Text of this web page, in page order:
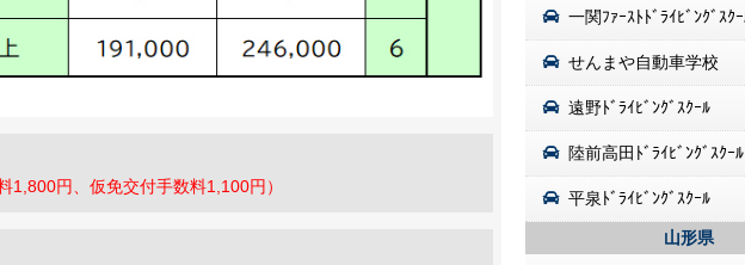
円、仮免交付手数料1,100円）
一関ﾌｧｰｽﾄﾄﾞﾗｲﾋﾞﾝｸﾞｽｸ
せんまや自動車学校
遠野ﾄﾞﾗｲﾋﾞﾝｸﾞｽｸｰﾙ
陸前高田ﾄﾞﾗｲﾋﾞﾝｸﾞｽｸｰﾙ
平泉ﾄﾞﾗｲﾋﾞﾝｸﾞｽｸｰﾙ
山形県